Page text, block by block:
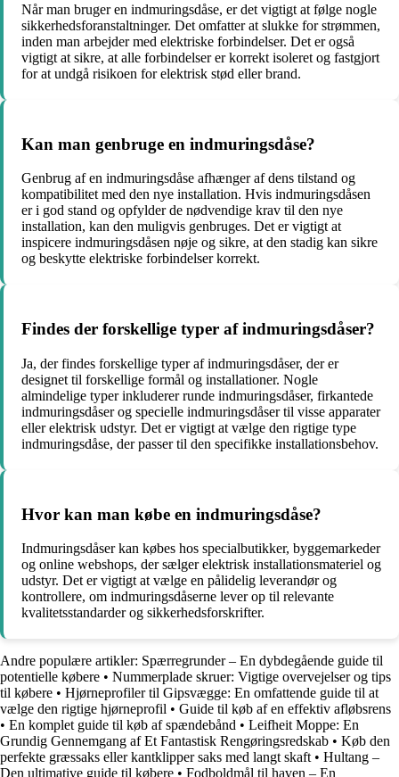
Når man bruger en indmuringsdåse, er det vigtigt at følge nogle
sikkerhedsforanstaltninger. Det omfatter at slukke for strømmen,
inden man arbejder med elektriske forbindelser. Det er også
vigtigt at sikre, at alle forbindelser er korrekt isoleret og fastgjort
for at undgå risikoen for elektrisk stød eller brand.
Kan man genbruge en indmuringsdåse?
Genbrug af en indmuringsdåse afhænger af dens tilstand og
kompatibilitet med den nye installation. Hvis indmuringsdåsen
er i god stand og opfylder de nødvendige krav til den nye
installation, kan den muligvis genbruges. Det er vigtigt at
inspicere indmuringsdåsen nøje og sikre, at den stadig kan sikre
og beskytte elektriske forbindelser korrekt.
Findes der forskellige typer af indmuringsdåser?
Ja, der findes forskellige typer af indmuringsdåser, der er
designet til forskellige formål og installationer. Nogle
almindelige typer inkluderer runde indmuringsdåser, firkantede
indmuringsdåser og specielle indmuringsdåser til visse apparater
eller elektrisk udstyr. Det er vigtigt at vælge den rigtige type
indmuringsdåse, der passer til den specifikke installationsbehov.
Hvor kan man købe en indmuringsdåse?
Indmuringsdåser kan købes hos specialbutikker, byggemarkeder
og online webshops, der sælger elektrisk installationsmateriel og
udstyr. Det er vigtigt at vælge en pålidelig leverandør og
kontrollere, om indmuringsdåserne lever op til relevante
kvalitetsstandarder og sikkerhedsforskrifter.
Andre populære artikler: Spærregrunder – En dybdegående guide til
potentielle købere • Nummerplade skruer: Vigtige overvejelser og tips
til købere • Hjørneprofiler til Gipsvægge: En omfattende guide til at
vælge den rigtige hjørneprofil • Guide til køb af en effektiv afløbsrens
• En komplet guide til køb af spændebånd • Leifheit Moppe: En
Grundig Gennemgang af Et Fantastisk Rengøringsredskab • Køb den
perfekte græssaks eller kantklipper saks med langt skaft • Hultang –
Den ultimative guide til købere • Fodboldmål til haven – En